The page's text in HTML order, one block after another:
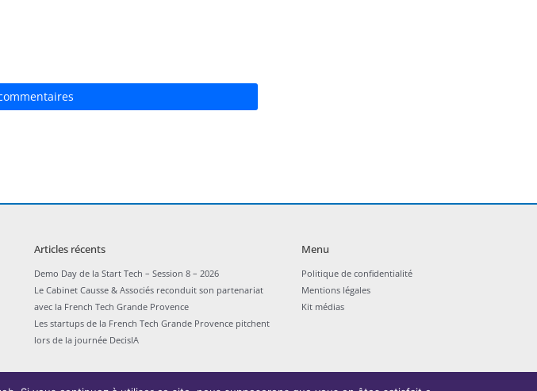
Articles récents
Demo Day de la Start Tech – Session 8 – 2026
Le Cabinet Causse & Associés reconduit son partenariat
avec la French Tech Grande Provence
Les startups de la French Tech Grande Provence pitchent
lors de la journée DecisIA
Menu
Politique de confidentialité
Mentions légales
Kit médias